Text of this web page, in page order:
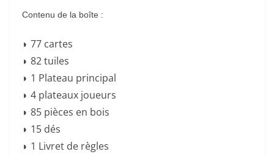
Contenu de la boîte :
◗ 77 cartes
◗ 82 tuiles
◗ 1 Plateau principal
◗ 4 plateaux joueurs
◗ 85 pièces en bois
◗ 15 dés
◗ 1 Livret de règles